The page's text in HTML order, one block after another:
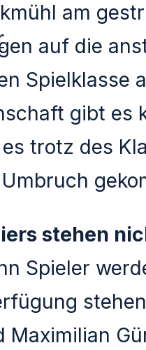
am
auf die
Spielklasse
gibt es
trotz des
stehen
Spieler
Maximilian